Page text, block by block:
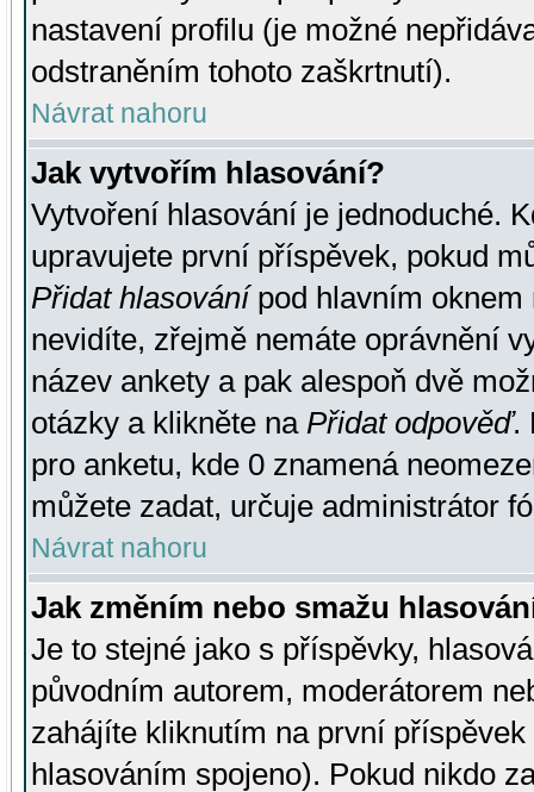
nastavení profilu (je možné
odstraněním tohoto zaškrtnutí).
Návrat nahoru
Jak vytvořím hlasování?
Vytvoření hlasování je jednoduché.
upravujete první příspěvek, pokud
Přidat hlasovánípod hlavním oknem
nevidíte, zřejmě nemáte oprávnění
název ankety a pak alespoň dvě
otázky a klikněte na Přidat odpověď.
pro anketu, kde 0 znamená
můžete zadat, určuje administrátor
Návrat nahoru
Jak změním nebo smažu
Je to stejné jako s příspěvky,
původním autorem, moderátorem
zahájíte kliknutím na první
hlasováním spojeno). Pokud nikdo